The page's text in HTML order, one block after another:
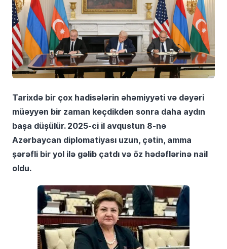
Tarixdə bir çox hadisələrin əhəmiyyəti və dəyəri
müəyyən bir zaman keçdikdən sonra daha aydın
başa düşülür. 2025-ci il avqustun 8-nə
Azərbaycan diplomatiyası uzun, çətin, amma
şərəfli bir yol ilə gəlib çatdı və öz hədəflərinə nail
oldu.